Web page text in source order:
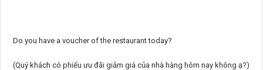
Do you have a voucher of the restaurant today?
(Quý khách có phiếu ưu đãi giảm giá của nhà hàng hôm nay không ạ?)